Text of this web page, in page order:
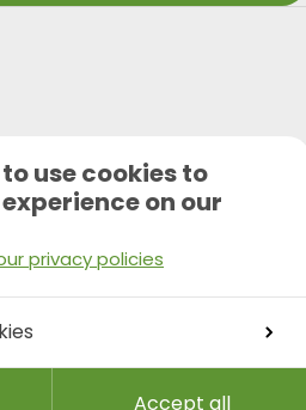
use cookies to
on our
privacy policies
Accept all